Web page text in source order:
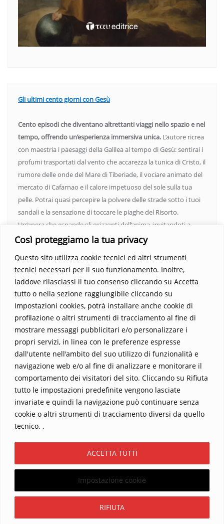
Così proteggiamo la tua privacy
Questo sito utilizza cookie tecnici ed altri strumenti
tecnici necessari per il suo funzionamento. Inoltre,
laddove rilasciassi il tuo consenso cliccando su Accetta
tutto o nella sezione raggiungibile cliccando su
Impostazioni cookies, potrà installare anche cookie di
profilazione o altri strumenti di tracciamento al fine di
mostrare messaggi pubblicitari e/o personalizzare i
propri servizi, in linea con le preferenze espresse
dall'utente nell'ambito del suo utilizzo di funzionalità e
navigazione web e/o al fine di analizzare e monitorare il
comportamento dei visitatori del sito. Cliccando su Rifiuta
tutto le impostazioni predefinite vengono lasciate
invariate e quindi la navigazione può continuare senza
cookie o altri strumenti di tracciamento diversi da quello
tecnico. .
Impostazione cookie
RIFIUTA
ACCETTA TUTTI
Gli ultimi cento giorni con Gesù
Cento episodi che diventano altrettanti viaggi nello spazio e nel
tempo, offrendo un’esperienza immersiva unica. L’autore ricrea
con maestria i paesaggi della Galilea al tempo di Gesù: sentirai i
profumi trasportati dal vento che accarezza la tunica di Cristo, il
rumore delle onde del Mare di Tiberiade, il vociare animato del
mercato di Cafarnao e il calore impetuoso del sole sulla tua
pelle. Potrai quasi percepire la polvere delle strade sotto i tuoi
sandali e la sensazione di toccare le piaghe del Risorto.
Un’opera che espande gli orizzonti dell’anima, invitandoti a
vedere oltre i confini del conosciuto. Scopri un mondo in cui
indimenticabile.Non perdere l’occasione di immergerti in
questo viaggio straordinario. Acquista il libro e lascia che la
Parola trasformi la tua vita
Home Contatti
Sostieni La Buona Parola – dona 5 €, 10 €, 25 €… il tuo contributo
I viaggi dell’anima
Catechesi
Informativa Privacy
Copyright ©2026 La buona Parola . All rights reserved.
Powered byWordPress &Designed byBizberg Themes